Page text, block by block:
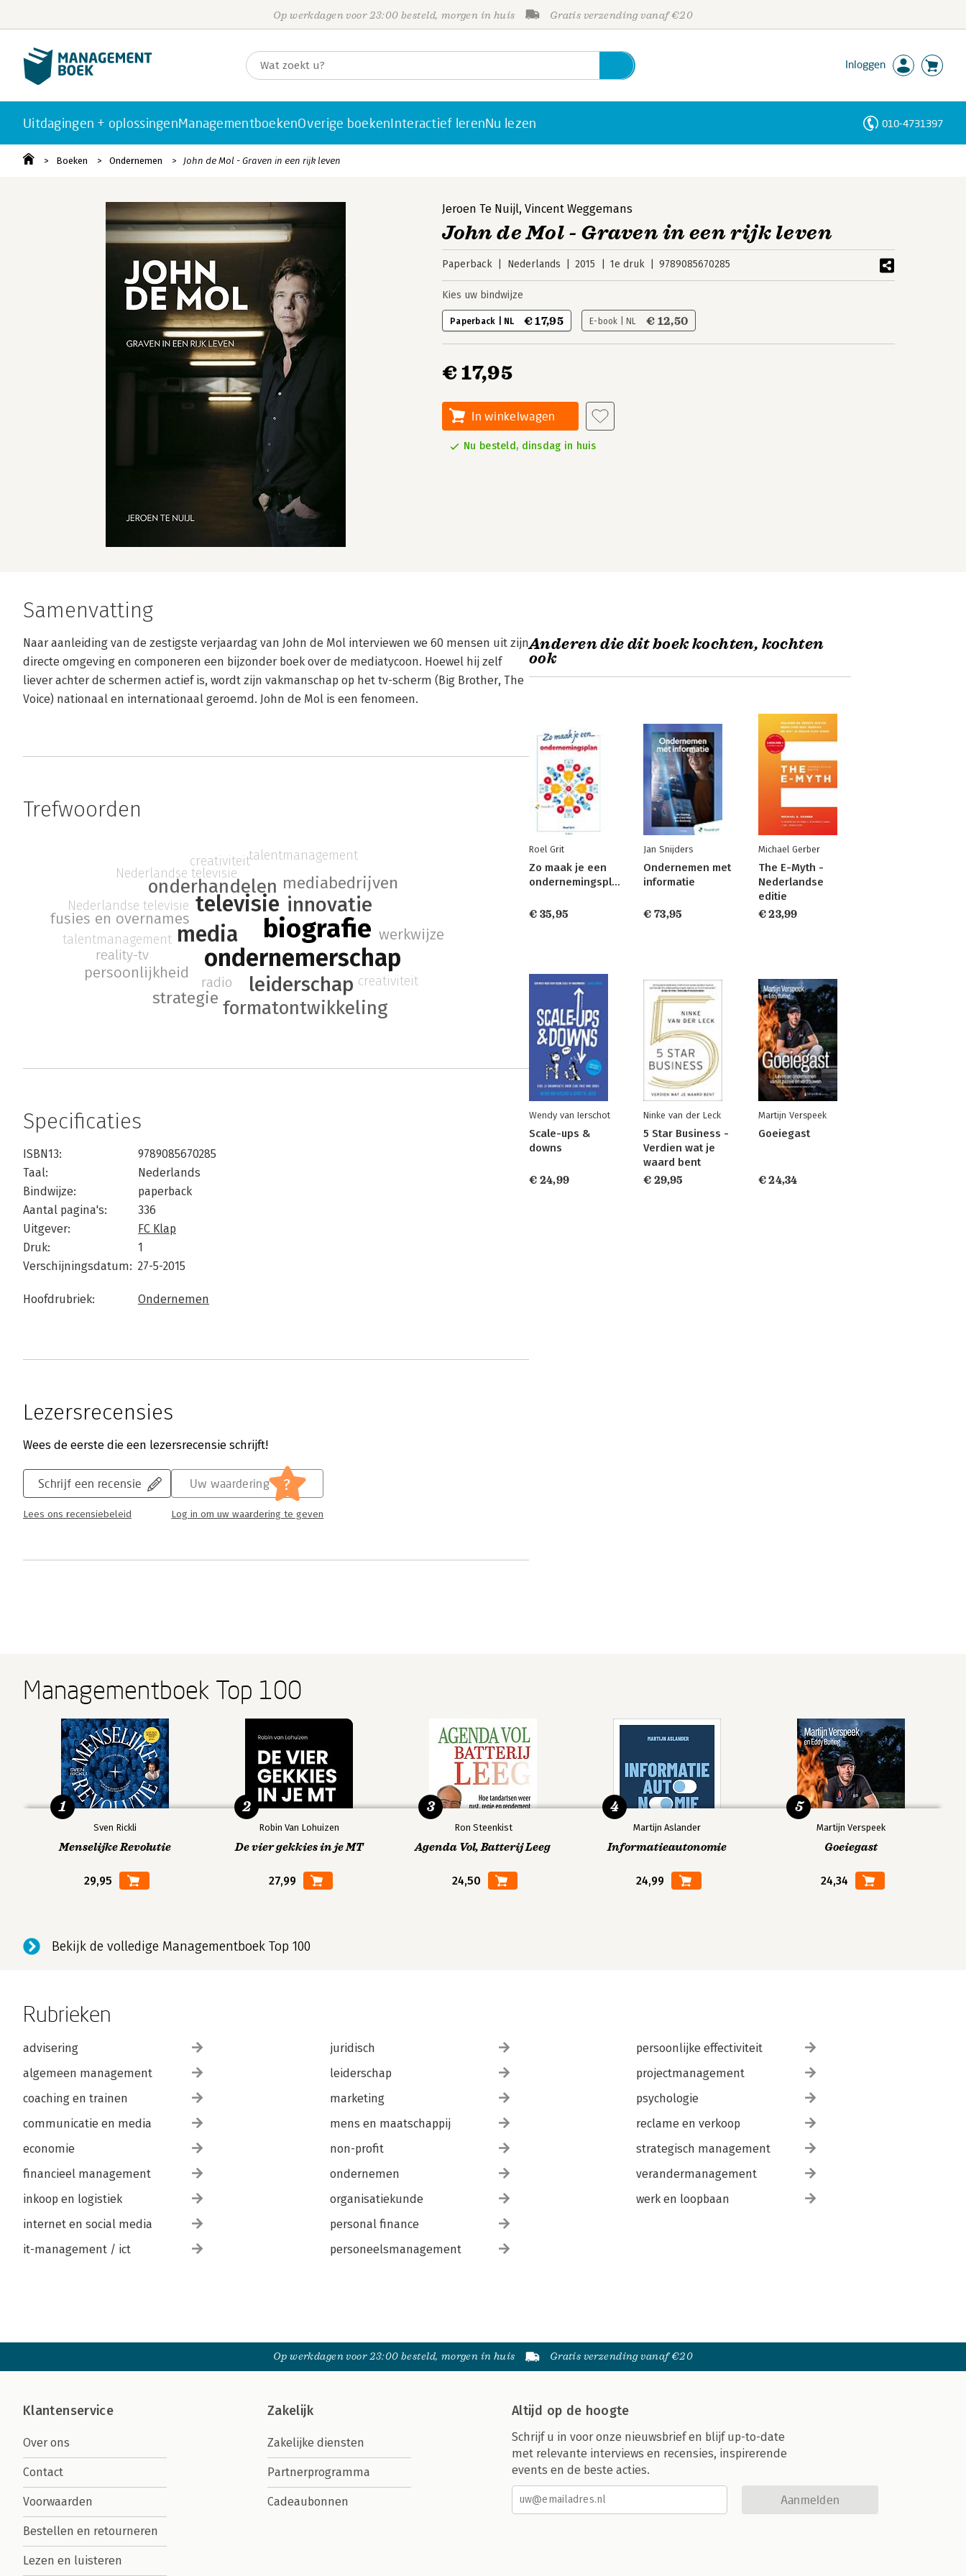
Op werkdagen voor 23:00 besteld, morgen in huis Gratis verzending vanaf €20
Inloggen
Uitdagingen + oplossingenManagementboekenOverige boekenInteractief lerenNu lezen 010-4731397
Boeken Ondernemen John de Mol - Graven in een rijk leven
Jeroen Te Nuijl,Vincent Weggemans
John de Mol - Graven in een rijk leven
Paperback Nederlands 2015 1e druk 9789085670285
Kies uw bindwijze
Paperback | NL € 17,95 E-book | NL € 12,50
€ 17,95
In winkelwagen
Nu besteld, dinsdag in huis
Samenvatting
Naar aanleiding van de zestigste verjaardag van John de Mol interviewen we 60 mensen uit zijn
directe omgeving en componeren een bijzonder boek over de mediatycoon. Hoewel hij zelf
liever achter de schermen actief is, wordt zijn vakmanschap op het tv-scherm (Big Brother, The
Voice) nationaal en internationaal geroemd. John de Mol is een fenomeen.
Trefwoorden
biografie
ondernemerschap
media
televisie
leiderschap
innovatie
onderhandelen
formatontwikkeling
mediabedrijven
strategie
werkwijze
persoonlijkheid
fusies en overnames
reality-tv
radio
Nederlandse televisie
creativiteit
talentmanagement
Nederlandse televisie
creativiteittalentmanagement
Specificaties
ISBN13:
9789085670285
Taal:
Nederlands
Bindwijze:
paperback
Aantal pagina's:
336
Uitgever:
FC Klap
Druk:
1
Verschijningsdatum: 27-5-2015
Hoofdrubriek: Ondernemen
Lezersrecensies
Wees de eerste die een lezersrecensie schrijft!
Schrijf een recensie
Lees ons recensiebeleid
Uw waardering ?
Log in om uw waardering te geven
Anderen die dit boek kochten, kochten
ook
Roel Grit
Zo maak je een
ondernemingsplan
€ 35,95
Jan Snijders
Ondernemen met
informatie
€ 73,95
Michael Gerber
The E-Myth -
Nederlandse
editie
€ 23,99
Wendy van Ierschot
Scale-ups &
downs
€ 24,99
Ninke van der Leck
5 Star Business -
Verdien wat je
waard bent
€ 29,95
Martijn Verspeek
Goeiegast
€ 24,34
Managementboek Top 100
Sven Rickli
Menselijke Revolutie
29,95
1
Robin Van Lohuizen
De vier gekkies in je MT
27,99
2
Ron Steenkist
Agenda Vol, Batterij Leeg
24,50
3
Martijn Aslander
Informatieautonomie
24,99
4
Martijn Verspeek
Goeiegast
24,34
5
Bekijk de volledige Managementboek Top 100
Rubrieken
advisering
algemeen management
coaching en trainen
communicatie en media
economie
financieel management
inkoop en logistiek
internet en social media
it-management / ict
juridisch
leiderschap
marketing
mens en maatschappij
non-profit
ondernemen
organisatiekunde
personal finance
personeelsmanagement
persoonlijke effectiviteit
projectmanagement
psychologie
reclame en verkoop
strategisch management
verandermanagement
werk en loopbaan
Op werkdagen voor 23:00 besteld, morgen in huis Gratis verzending vanaf €20
Klantenservice
Over ons
Contact
Voorwaarden
Bestellen en retourneren
Lezen en luisteren
Zakelijk
Zakelijke diensten
Partnerprogramma
Cadeaubonnen
Altijd op de hoogte
Schrijf u in voor onze nieuwsbrief en blijf up-to-date
met relevante interviews en recensies, inspirerende
events en de beste acties.
Aanmelden
Personen